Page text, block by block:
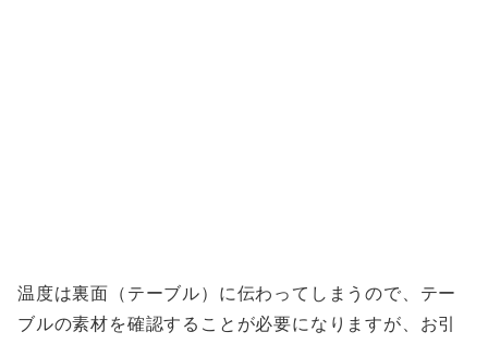
温度は裏面（テーブル）に伝わってしまうので、テー
ブルの素材を確認することが必要になりますが、お引